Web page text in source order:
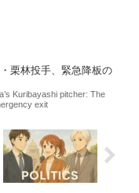
栗林投手、緊急降板の
Kuribayashi pitcher: The
exit